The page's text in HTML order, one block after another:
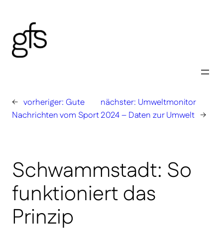
springen
← vorheriger: Gute
Nachrichten vom Sport
nächster: Umweltmonitor
2024 – Daten zur Umwelt →
Schwammstadt: So
funktioniert das
Prinzip